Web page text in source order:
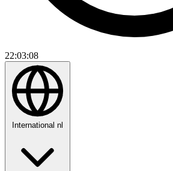
22:03:09
International nl